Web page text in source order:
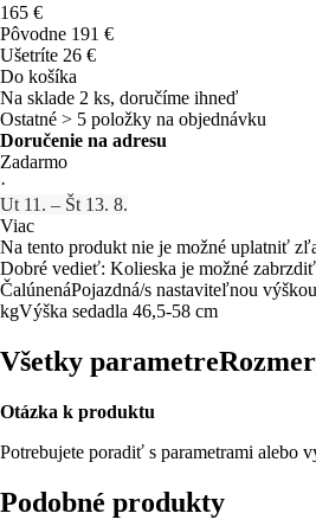
165 €
Pôvodne 191 €
Ušetríte 26 €
Do košíka
Na sklade 2 ks, doručíme ihneď
Ostatné > 5 položky na objednávku
Doručenie na adresu
Zadarmo
·
Ut 11. – Št 13. 8.
Viac
Na tento produkt nie je možné uplatniť
Dobré vedieť: Kolieska je možné
ČalúnenáPojazdná/s nastaviteľnou
kgVýška sedadla 46,5-58 cm
Všetky parametre
Otázka k produktu
Potrebujete poradiť s parametrami alebo
Podobné produkty